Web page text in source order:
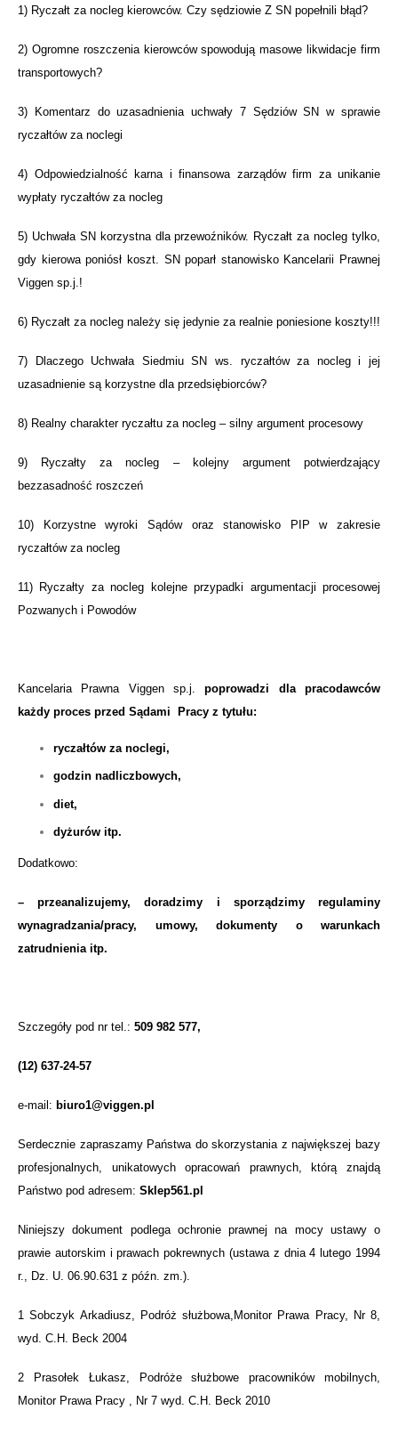
1) Ryczałt za nocleg kierowców. Czy sędziowie Z SN popełnili błąd?
2) Ogromne roszczenia kierowców spowodują masowe likwidacje firm
transportowych?
3)
Komentarz do uzasadnienia uchwały 7 Sędziów SN w sprawie
ryczałtów za noclegi
4) Odpowiedzialność karna i finansowa zarządów firm za unikanie
wypłaty ryczałtów za nocleg
5) Uchwała SN korzystna dla przewoźników. Ryczałt za nocleg tylko,
gdy kierowa poniósł koszt. SN poparł stanowisko Kancelarii Prawnej
Viggen sp.j.!
6) Ryczałt za nocleg należy się jedynie za realnie poniesione koszty!!!
7)
Dlaczego Uchwała Siedmiu SN ws. ryczałtów za nocleg i jej
uzasadnienie są korzystne dla przedsiębiorców?
8) Realny charakter ryczałtu za nocleg – silny argument procesowy
9)
Ryczałty za nocleg – kolejny argument potwierdzający
bezzasadność roszczeń
10)
Korzystne wyroki Sądów oraz stanowisko PIP w zakresie
ryczałtów za nocleg
11) Ryczałty za nocleg kolejne przypadki argumentacji procesowej
Pozwanych i Powodów
Kancelaria Prawna Viggen sp.j.poprowadzi dla pracodawców
każdy proces przed Sądami Pracy z tytułu:
ryczałtów za noclegi,
godzin nadliczbowych,
diet,
dyżurów itp.
Dodatkowo:
– przeanalizujemy, doradzimy i sporządzimy regulaminy
wynagradzania/pracy, umowy, dokumenty o warunkach
zatrudnienia itp.
Szczegóły pod nr tel.: 509 982 577,
(12) 637-24-57
e-mail: biuro1@viggen.pl
Serdecznie zapraszamy Państwa do skorzystania z największej bazy
profesjonalnych, unikatowych opracowań prawnych, którą znajdą
Państwo pod adresem: Sklep561.pl
Niniejszy dokument podlega ochronie prawnej na mocy ustawy o
prawie autorskim i prawach pokrewnych (ustawa z dnia 4 lutego 1994
r., Dz. U. 06.90.631 z późn. zm.).
1 Sobczyk Arkadiusz, Podróż służbowa,Monitor Prawa Pracy, Nr 8,
wyd. C.H. Beck 2004
2 Prasołek Łukasz, Podróże służbowe pracowników mobilnych,
Monitor Prawa Pracy , Nr 7 wyd. C.H. Beck 2010